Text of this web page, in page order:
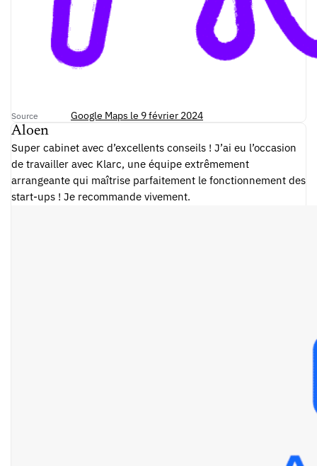
Source Google Maps le 9 février 2024
Aloen
Super cabinet avec d’excellents conseils ! J’ai eu l’occasion
de travailler avec Klarc, une équipe extrêmement
arrangeante qui maîtrise parfaitement le fonctionnement des
start-ups ! Je recommande vivement.